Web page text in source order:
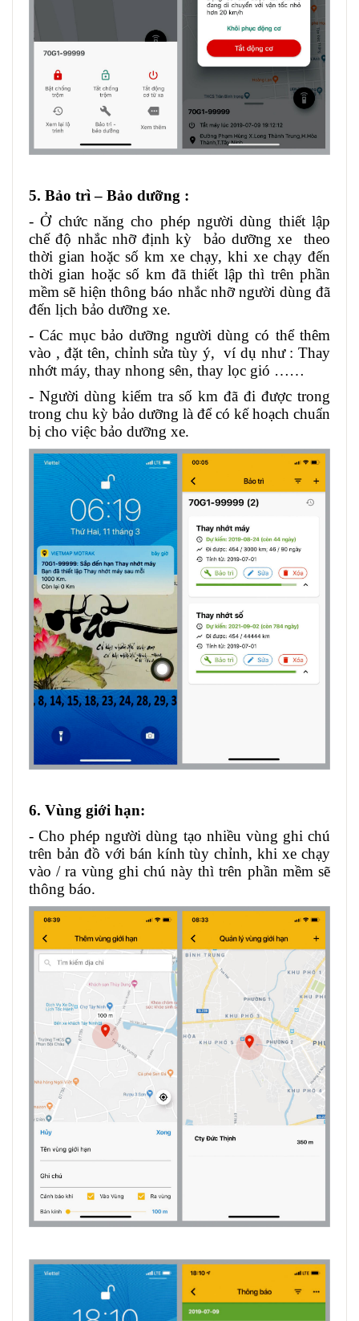
5. Bảo trì – Bảo dưỡng :
- Ở chức năng cho phép người dùng thiết lập
chế độ nhắc nhỡ định kỳ bảo dưỡng xe theo
thời gian hoặc số km xe chạy, khi xe chạy đến
thời gian hoặc số km đã thiết lập thì trên phần
mềm sẽ hiện thông báo nhắc nhỡ người dùng đã
đến lịch bảo dưỡng xe.
- Các mục bảo dưỡng người dùng có thể thêm
vào , đặt tên, chỉnh sửa tùy ý, ví dụ như : Thay
nhớt máy, thay nhong sên, thay lọc gió ……
- Người dùng kiểm tra số km đã đi được trong
trong chu kỳ bảo dưỡng là để có kế hoạch chuẩn
bị cho việc bảo dưỡng xe.
6. Vùng giới hạn:
- Cho phép người dùng tạo nhiều vùng ghi chú
trên bản đồ với bán kính tùy chỉnh, khi xe chạy
vào / ra vùng ghi chú này thì trên phần mềm sẽ
thông báo.